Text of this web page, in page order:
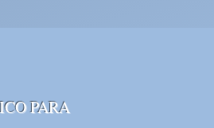
PARA